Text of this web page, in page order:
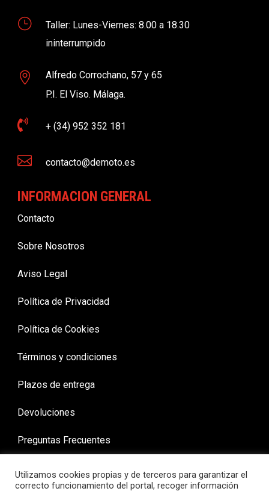
}
Taller: Lunes-Viernes: 8.00 a 18.30
ininterrumpido

Alfredo Corrochano, 57 y 65
P.I. El Viso. Málaga.
 + (34) 952 352 181
 contacto@demoto.es
INFORMACION GENERAL
Contacto
Sobre Nosotros
Aviso Legal
Política de Privacidad
Política de Cookies
Términos y condiciones
Plazos de entrega
Devoluciones
Preguntas Frecuentes
Utilizamos cookies propias y de terceros para garantizar el
correcto funcionamiento del portal, recoger información